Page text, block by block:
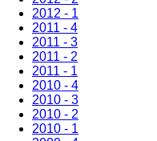
2012 - 1
2011 - 4
2011 - 3
2011 - 2
2011 - 1
2010 - 4
2010 - 3
2010 - 2
2010 - 1